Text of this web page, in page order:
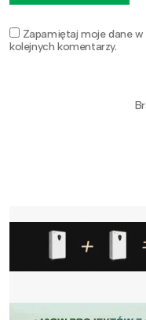
Zapamiętaj moje dane
kolejnych komentarzy.